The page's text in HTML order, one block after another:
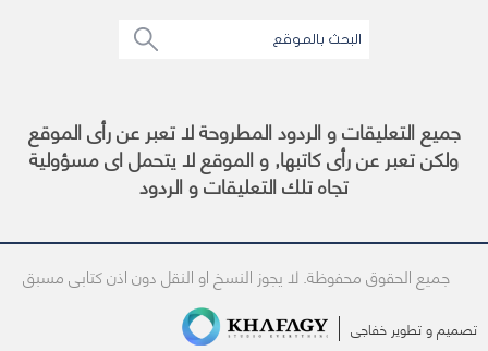
جميع التعليقات و الردود المطروحة لا تعبر عن رأى الموقع
ولكن تعبر عن رأى كاتبها, و الموقع لا يتحمل اى مسؤولية
تجاه تلك التعليقات و الردود
جميع الحقوق محفوظة. لا يجوز النسخ او النقل دون اذن كتابى مسبق
تصميم و تطوير خفاجى